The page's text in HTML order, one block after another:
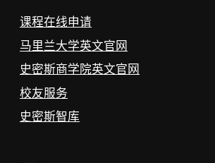
课程在线申请
马里兰大学英文官网
史密斯商学院英文官网
校友服务
史密斯智库